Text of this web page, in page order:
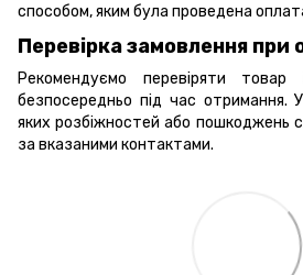
способом, яким була проведена
Перевірка замовлення при
Рекомендуємо перевіряти товар
безпосередньо під час отримання.
яких розбіжностей або пошкоджень
за вказаними контактами.